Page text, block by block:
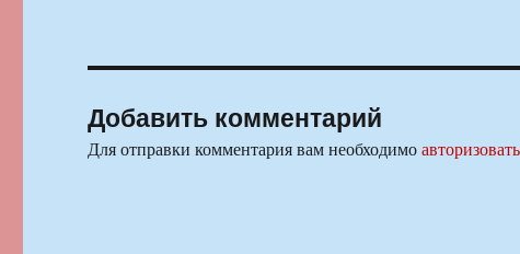
Добавить комментарий
Для отправки комментария вам необходимо